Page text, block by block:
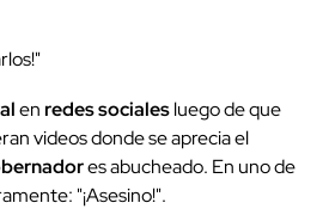
enredes socialesluego de que
videos donde se aprecia el
es abucheado. En uno de
"¡Asesino!".